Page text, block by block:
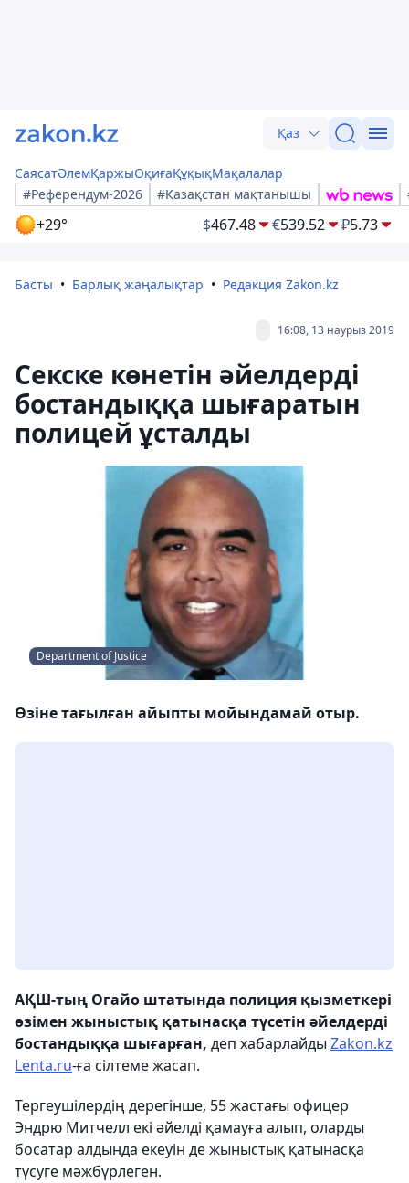
Қаз
СаясатӘлемҚаржыОқиғаҚұқықМақалалар
#Референдум-2026
#Қазақстан мақтанышы
+29° $467.48 €539.52 ₽5.73
Басты Барлық жаңалықтар Редакция Zakon.kz
16:08, 13 наурыз 2019
Секске көнетін әйелдерді
бостандыққа шығаратын
полицей ұсталды
Department of Justice
Өзіне тағылған айыпты мойындамай отыр.
АҚШ-тың Огайо штатында полиция қызметкері
өзімен жыныстық қатынасқа түсетін әйелдерді
бостандыққа шығарған, деп хабарлайды Zakon.kz
Lenta.ru-ға сілтеме жасап.
Тергеушілердің дерегінше, 55 жастағы офицер
Эндрю Митчелл екі әйелді қамауға алып, оларды
босатар алдында екеуін де жыныстық қатынасқа
түсуге мәжбүрлеген.